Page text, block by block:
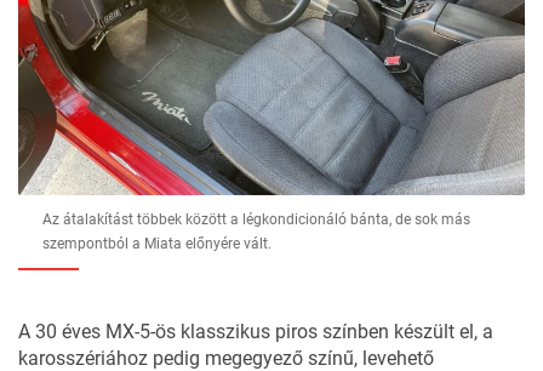
Az átalakítást többek között a légkondicionáló bánta, de sok más
szempontból a Miata előnyére vált.
A 30 éves MX-5-ös klasszikus piros színben készült el, a
karosszériához pedig megegyező színű, levehető